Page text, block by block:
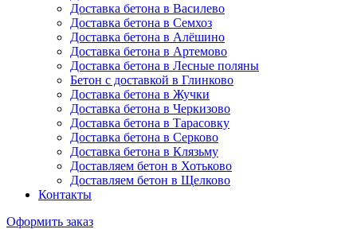
Доставка бетона в Василево
Доставка бетона в Семхоз
Доставка бетона в Алёшино
Доставка бетона в Артемово
Доставка бетона в Лесные поляны
Бетон с доставкой в Глинково
Доставка бетона в Жучки
Доставка бетона в Черкизово
Доставка бетона в Тарасовку
Доставка бетона в Серково
Доставка бетона в Клязьму
Доставляем бетон в Хотьково
Доставляем бетон в Щелково
Контакты
Оформить заказ